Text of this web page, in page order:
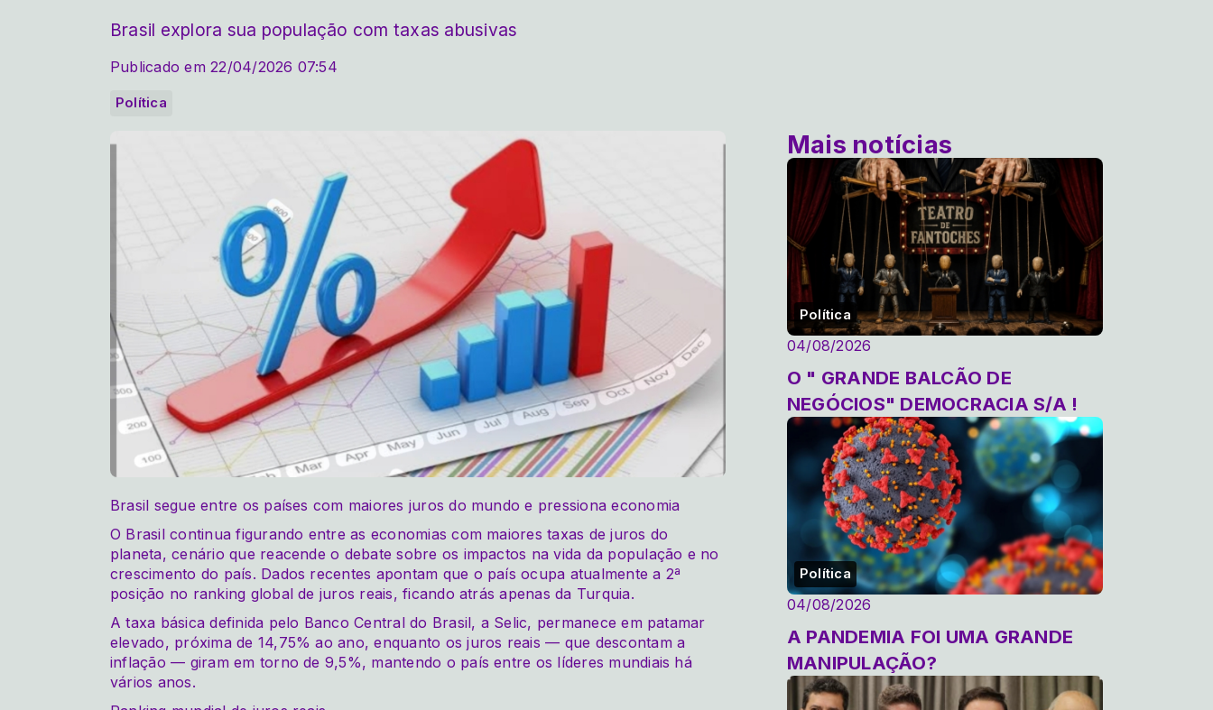
Brasil explora sua população com taxas abusivas
Publicado em 22/04/2026 07:54
Política
Brasil segue entre os países com maiores juros do mundo e pressiona economia
O Brasil continua figurando entre as economias com maiores taxas de juros do
planeta, cenário que reacende o debate sobre os impactos na vida da população e no
crescimento do país. Dados recentes apontam que o país ocupa atualmente a 2ª
posição no ranking global de juros reais, ficando atrás apenas da Turquia.
A taxa básica definida pelo Banco Central do Brasil, a Selic, permanece em patamar
elevado, próxima de 14,75% ao ano, enquanto os juros reais — que descontam a
inflação — giram em torno de 9,5%, mantendo o país entre os líderes mundiais há
vários anos.
Mais notícias
Política
04/08/2026
O " GRANDE BALCÃO DE
NEGÓCIOS" DEMOCRACIA S/A !
Política
04/08/2026
A PANDEMIA FOI UMA GRANDE
MANIPULAÇÃO?